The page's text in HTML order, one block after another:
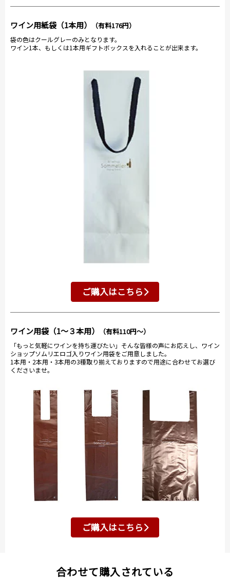
ワイン用紙袋（1本用） （有料176円）
袋の色はクールグレーのみとなります。
ワイン1本、もしくは1本用ギフトボックスを入れることが出来ます。
ご購入はこちら
ワイン用袋（1～３本用） （有料110円～）
「もっと気軽にワインを持ち運びたい」そんな皆様の声にお応えし、ワイン
ショップソムリエロゴ入りワイン用袋をご用意しました。
1本用・2本用・3本用の3種取り揃えておりますので用途に合わせてお選び
くださいませ。
ご購入はこちら
合わせて購入されている